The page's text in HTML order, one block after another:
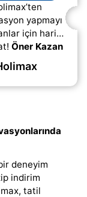
yapmayı
için harika
Öner Kazan
davet
onların
deneyim
indirim
tatil